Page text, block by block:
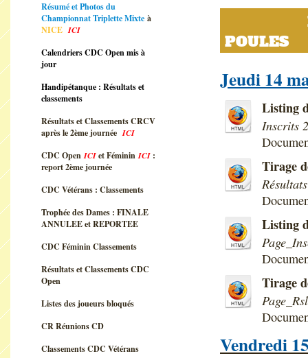
Résumé et Photos du
Championnat Triplette Mixte à
NICEICI
Calendriers CDC Open mis à
jour
Handipétanque : Résultats et
classements
Résultats et Classements CRCV
après le 2ème journée ICI
CDC OpenICIet FémininICI :
report 2ème journée
CDC Vétérans : Classements
Trophée des Dames : FINALE
ANNULEE et REPORTEE
CDC Féminin Classements
Résultats et Classements CDC
Open
Listes des joueurs bloqués
CR Réunions CD
Classements CDC Vétérans
POULES
Jeudi 14
Listing
Inscrits
Tirage
Listing
Tirage
Vendredi